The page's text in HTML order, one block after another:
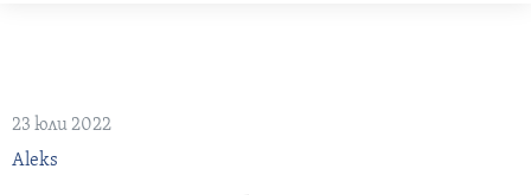
23 юли 2022
Aleks